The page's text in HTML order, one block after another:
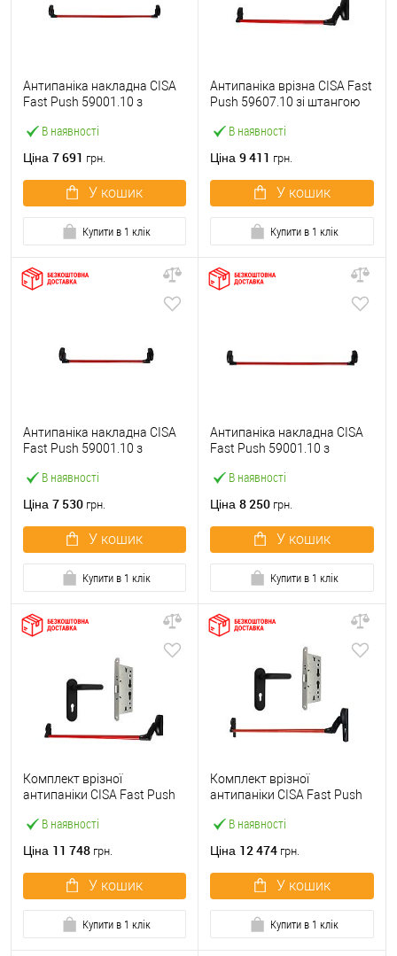
В наявності
Антипаніка накладна CISA
Fast Push 59001.10 з
мм червона
Ціна 7 691 грн.
У кошик
Купити в 1 клік
В наявності
Антипаніка врізна CISA Fast
Push 59607.10 зі штангою
Ціна 9 411 грн.
У кошик
Купити в 1 клік
В наявності
Антипаніка накладна CISA
Fast Push 59001.10 з
червона
Ціна 7 530 грн.
У кошик
Купити в 1 клік
В наявності
Антипаніка накладна CISA
Fast Push 59001.10 з
мм червона
Ціна 8 250 грн.
У кошик
Купити в 1 клік
В наявності
Комплект врізної
антипаніки CISA Fast Push
із замком та ручкою
Ціна 11 748 грн.
У кошик
Купити в 1 клік
В наявності
Комплект врізної
антипаніки CISA Fast Push
червоний із замком та
Ціна 12 474 грн.
У кошик
Купити в 1 клік